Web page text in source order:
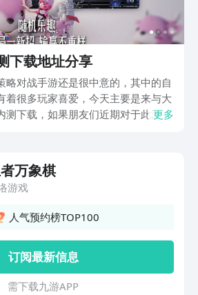
下载地址分享
略对战手游还是很中意的，其中的自
着很多玩家喜爱，今天主要是来与大
测下载，如果朋友们近期对于此游戏
，每月更是会自动发放60元，全年共
金券！
更多
万象棋
游戏
人气预约榜TOP100
订阅最新信息
需 下 载 九 游 A P P